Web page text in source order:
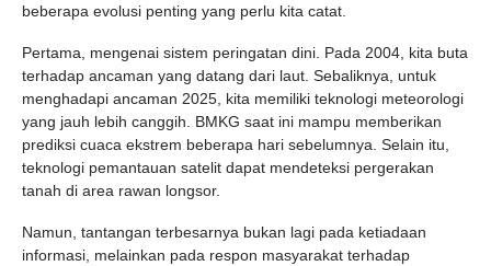
beberapa evolusi penting yang perlu kita catat.
Pertama, mengenai sistem peringatan dini. Pada 2004, kita buta
terhadap ancaman yang datang dari laut. Sebaliknya, untuk
menghadapi ancaman 2025, kita memiliki teknologi meteorologi
yang jauh lebih canggih. BMKG saat ini mampu memberikan
prediksi cuaca ekstrem beberapa hari sebelumnya. Selain itu,
teknologi pemantauan satelit dapat mendeteksi pergerakan
tanah di area rawan longsor.
Namun, tantangan terbesarnya bukan lagi pada ketiadaan
informasi, melainkan pada respon masyarakat terhadap